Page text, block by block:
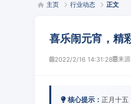
主页 行业动态 正文
喜乐闹元宵，精
2022/2/16 14:31:28 来
核心提示： 正月十五